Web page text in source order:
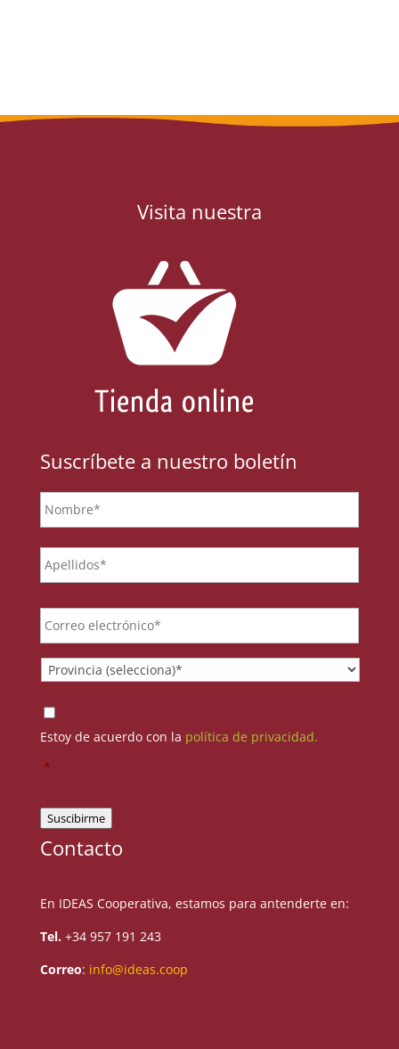
Visita nuestra
Suscríbete a nuestro boletín
Email *
Provincia *
Consentimiento
Estoy de acuerdo con la política de privacidad.
*
Suscibirme
Contacto
En IDEAS Cooperativa, estamos para antenderte en:
Tel.+34 957 191 243
Correo: info@ideas.coop